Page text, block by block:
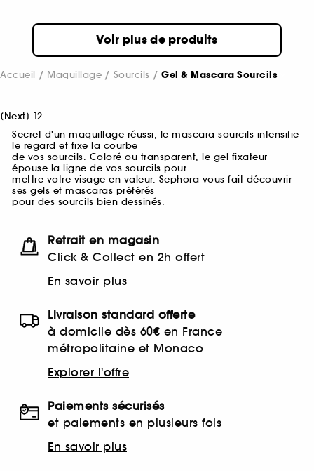
Voir plus de produits
Accueil Maquillage Sourcils Gel & Mascara Sourcils
[Next] 12
Secret d'un maquillage réussi, le mascara sourcils intensifie
le regard et fixe la courbe
de vos sourcils. Coloré ou transparent, le gel fixateur
épouse la ligne de vos sourcils pour
mettre votre visage en valeur. Sephora vous fait découvrir
ses gels et mascaras préférés
pour des sourcils bien dessinés.
Retrait en magasin
Click & Collect en 2h offert
En savoir plus
Livraison standard offerte
à domicile dès 60€ en France
métropolitaine et Monaco
Explorer l'offre
Paiements sécurisés
et paiements en plusieurs fois
En savoir plus